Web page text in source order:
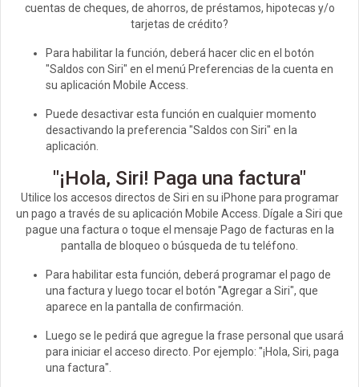
cuentas de cheques, de ahorros, de préstamos, hipotecas y/o
tarjetas de crédito?
Para habilitar la función, deberá hacer clic en el botón
"Saldos con Siri" en el menú Preferencias de la cuenta en
su aplicación Mobile Access.
Puede desactivar esta función en cualquier momento
desactivando la preferencia "Saldos con Siri" en la
aplicación.
"¡Hola, Siri! Paga una factura"
Utilice los accesos directos de Siri en su iPhone para programar
un pago a través de su aplicación Mobile Access. Dígale a Siri que
pague una factura o toque el mensaje Pago de facturas en la
pantalla de bloqueo o búsqueda de tu teléfono.
Para habilitar esta función, deberá programar el pago de
una factura y luego tocar el botón "Agregar a Siri", que
aparece en la pantalla de confirmación.
Luego se le pedirá que agregue la frase personal que usará
para iniciar el acceso directo. Por ejemplo: "¡Hola, Siri, paga
una factura".